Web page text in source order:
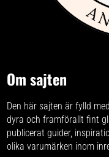
Om sajten
Den här sajten är fylld
dyra och framförallt fint
publicerat guider,
olika varumärken inom